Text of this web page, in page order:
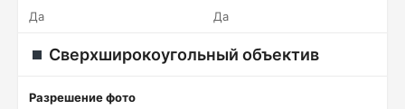
Да
Да
Сверхширокоугольный объектив
Разрешение фото